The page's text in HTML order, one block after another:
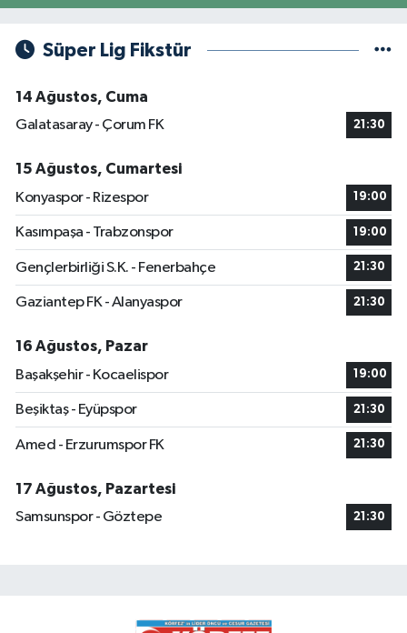
Süper Lig Fikstür
14 Ağustos, Cuma
Galatasaray - Çorum FK
21:30
15 Ağustos, Cumartesi
Konyaspor - Rizespor
19:00
Kasımpaşa - Trabzonspor 19:00
Gençlerbirliği S.K. - Fenerbahçe 21:30
Gaziantep FK - Alanyaspor 21:30
16 Ağustos, Pazar
Başakşehir - Kocaelispor
19:00
Beşiktaş - Eyüpspor 21:30
Amed - Erzurumspor FK 21:30
17 Ağustos, Pazartesi
Samsunspor - Göztepe
21:30